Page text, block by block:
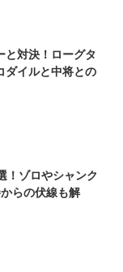
と対決！ローグタ
ダイルと中将との
！ゾロやシャンク
らの伏線も解